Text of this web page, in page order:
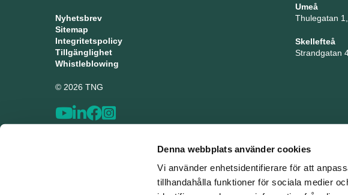
Denna webbplats använder cookies
Vi använder enhetsidentifierare för att
tillhandahålla funktioner för sociala medier
Nyhetsbrev
Sitemap
Integritetspolicy
Tillgänglighet
Whistleblowing
© 2026 TNG
Umeå
Thulegatan
Skellefteå
Strandgatan